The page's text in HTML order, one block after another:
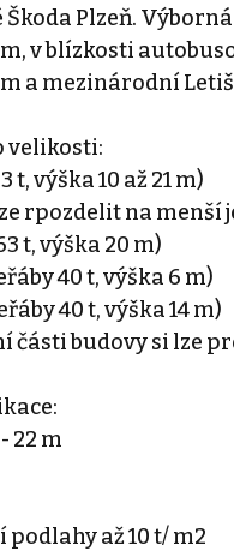
Škoda Plzeň.
v blízkosti
a mezinárodní
velikosti:
t, výška 10 až 21 m)
rpozdelit na menší
t, výška 20 m)
40 t, výška 6 m)
40 t, výška 14 m)
budovy si lze
22 m
podlahy až 10 t/ m2